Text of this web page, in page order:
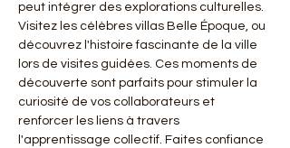
peut intégrer des explorations culturelles.
Visitez les célèbres villas Belle Époque, ou
découvrez l'histoire fascinante de la ville
lors de visites guidées. Ces moments de
découverte sont parfaits pour stimuler la
curiosité de vos collaborateurs et
renforcer les liens à travers
l'apprentissage collectif. Faites confiance